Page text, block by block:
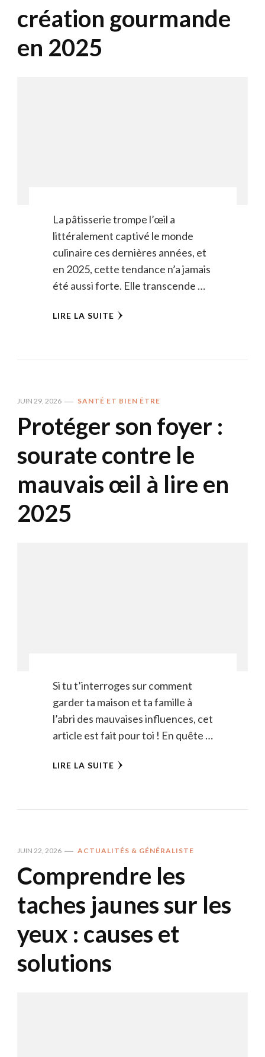
création gourmande
en 2025
La pâtisserie trompe l’œil a
littéralement captivé le monde
culinaire ces dernières années, et
en 2025, cette tendance n’a jamais
été aussi forte. Elle transcende …
LIRE LA SUITE
JUIN 29, 2026 SANTÉ ET BIEN ÊTRE
Protéger son foyer :
sourate contre le
mauvais œil à lire en
2025
Si tu t’interroges sur comment
garder ta maison et ta famille à
l’abri des mauvaises influences, cet
article est fait pour toi ! En quête …
LIRE LA SUITE
JUIN 22, 2026 ACTUALITÉS & GÉNÉRALISTE
Comprendre les
taches jaunes sur les
yeux : causes et
solutions